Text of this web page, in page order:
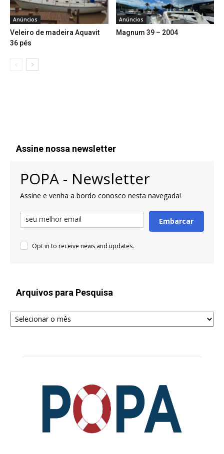
Anúncios
Veleiro de madeira Aquavit
36 pés
Anúncios
Magnum 39 – 2004
Assine nossa newsletter
POPA - Newsletter
Assine e venha a bordo conosco nesta navegada!
Embarcar
Opt in to receive news and updates.
Arquivos para Pesquisa
Arquivos
para